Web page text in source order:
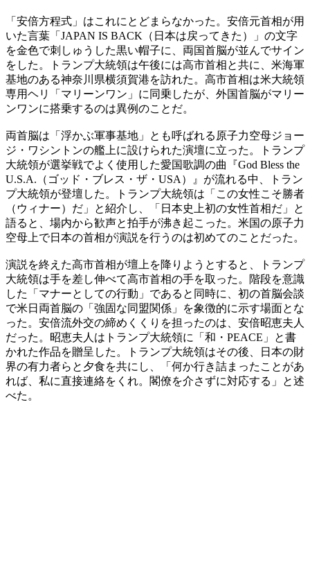
「安倍方程式」はこれにとどまらなかった。安倍元首相が用
いた言葉「JAPAN IS BACK（日本は戻ってきた）」の文字
を金色で刺しゅうした黒い帽子に、両国首脳が並んでサイン
をした。トランプ大統領は午後には高市首相と共に、米海軍
基地のある神奈川県横須賀港を訪れた。高市首相は米大統領
専用ヘリ「マリーンワン」に同乗したが、外国首脳がマリー
ンワンに搭乗するのは異例のことだ。
両首脳は「浮かぶ軍事基地」とも呼ばれる原子力空母ジョー
ジ・ワシントンの艦上に設けられた演壇に立った。トランプ
大統領が選挙戦でよく使用した愛国歌調の曲『God Bless the
U.S.A.（ゴッド・ブレス・ザ・USA）』が流れる中、トラン
プ大統領が登壇した。トランプ大統領は「この女性こそ勝者
（ウィナー）だ」と紹介し、「日本史上初の女性首相だ」と
語ると、場内から歓声と拍手が沸き起こった。米国の原子力
空母上で日本の首相が演説を行うのは初めてのことだった。
演説を終えた高市首相が壇上を降りようとすると、トランプ
大統領は手を差し伸べて高市首相の手を取った。階段を意識
した「マナーとしての行動」であると同時に、初の首脳会談
で米日両首脳の「強固な同盟関係」を象徴的に示す場面とな
った。安倍流外交の締めくくりを担ったのは、安倍昭恵夫人
だった。昭恵夫人はトランプ大統領に「和・PEACE」と書
かれた作品を贈呈した。トランプ大統領はその後、日本の財
界の有力者らと夕食を共にし、「何か行き詰まったことがあ
れば、私に直接連絡をくれ。閣僚を介さずに対応する」と述
べた。